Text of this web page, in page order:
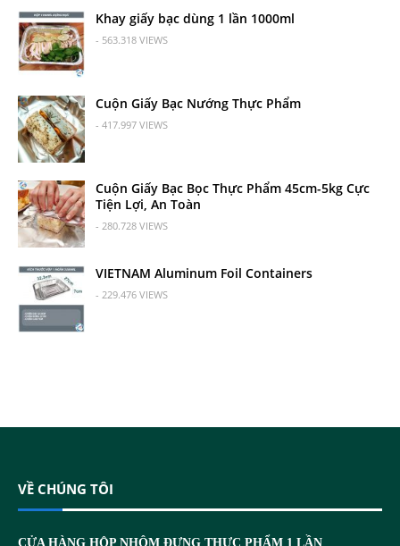
Khay giấy bạc dùng 1 lần 1000ml
- 563.318 VIEWS
Cuộn Giấy Bạc Nướng Thực Phẩm
- 417.997 VIEWS
Cuộn Giấy Bạc Bọc Thực Phẩm 45cm-5kg Cực
Tiện Lợi, An Toàn
- 280.728 VIEWS
VIETNAM Aluminum Foil Containers
- 229.476 VIEWS
VỀ CHÚNG TÔI
CỬA HÀNG HỘP NHÔM ĐỰNG THỰC PHẨM 1 LẦN